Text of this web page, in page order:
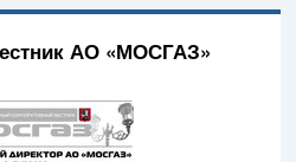
АО «МОСГАЗ»